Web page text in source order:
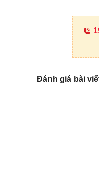
Đánh giá bài